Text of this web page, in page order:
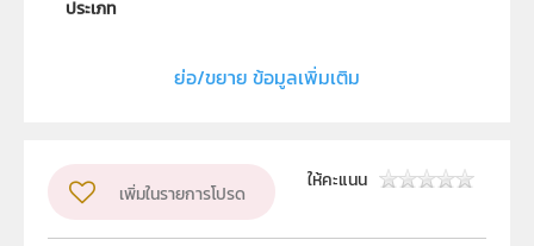
ประเภท
วิชา
ย่อ/ขยาย ข้อมูลเพิ่มเติม
เพิ่มในรายการโปรด
ให้คะแนน